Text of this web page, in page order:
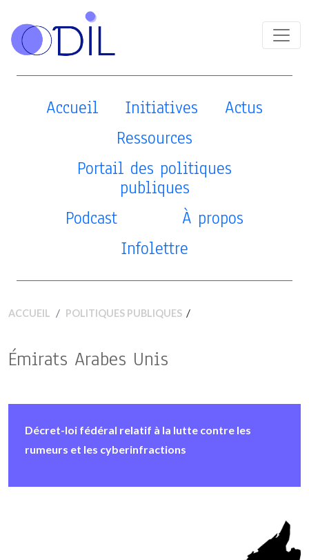
Accueil Initiatives
Actus
Ressources
Portail des politiques
publiques
Podcast
À propos
Infolettre
ACCUEIL POLITIQUES PUBLIQUES /
Émirats Arabes Unis
Décret-loi fédéral relatif à la lutte contre les
rumeurs et les cyberinfractions